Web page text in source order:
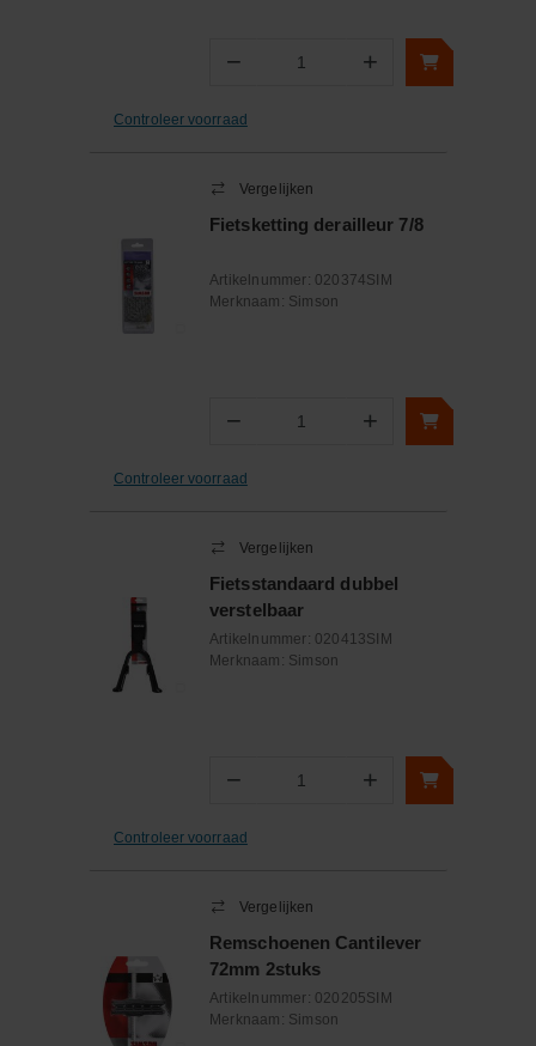
− Aantal +
Controleer voorraad
Vergelijken
Fietsketting derailleur 7/8
Artikelnummer: 020374SIM
Merknaam: Simson
− Aantal +
Controleer voorraad
Vergelijken
Fietsstandaard dubbel
verstelbaar
Artikelnummer: 020413SIM
Merknaam: Simson
− Aantal +
Controleer voorraad
Vergelijken
Remschoenen Cantilever
72mm 2stuks
Artikelnummer: 020205SIM
Merknaam: Simson